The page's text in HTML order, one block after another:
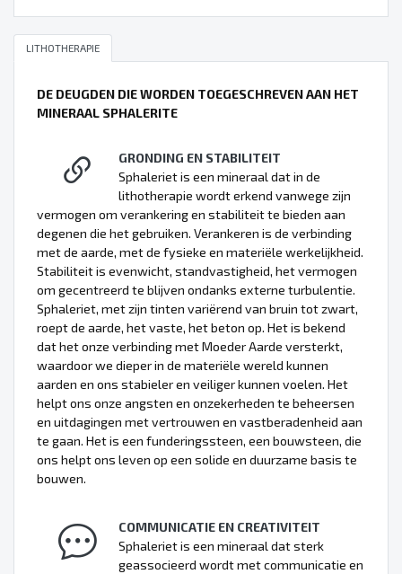
LITHOTHERAPIE
DE DEUGDEN DIE WORDEN TOEGESCHREVEN AAN HET
MINERAAL SPHALERITE
GRONDING EN STABILITEIT
Sphaleriet is een mineraal dat in de
lithotherapie wordt erkend vanwege zijn
vermogen om verankering en stabiliteit te bieden aan
degenen die het gebruiken. Verankeren is de verbinding
met de aarde, met de fysieke en materiële werkelijkheid.
Stabiliteit is evenwicht, standvastigheid, het vermogen
om gecentreerd te blijven ondanks externe turbulentie.
Sphaleriet, met zijn tinten variërend van bruin tot zwart,
roept de aarde, het vaste, het beton op. Het is bekend
dat het onze verbinding met Moeder Aarde versterkt,
waardoor we dieper in de materiële wereld kunnen
aarden en ons stabieler en veiliger kunnen voelen. Het
helpt ons onze angsten en onzekerheden te beheersen
en uitdagingen met vertrouwen en vastberadenheid aan
te gaan. Het is een funderingssteen, een bouwsteen, die
ons helpt ons leven op een solide en duurzame basis te
bouwen.
COMMUNICATIE EN CREATIVITEIT
Sphaleriet is een mineraal dat sterk
geassocieerd wordt met communicatie en